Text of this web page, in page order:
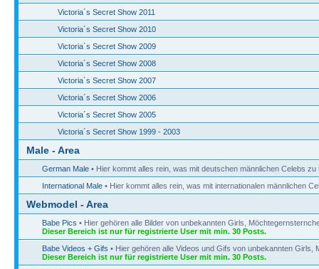
Victoria´s Secret Show 2011
Victoria´s Secret Show 2010
Victoria´s Secret Show 2009
Victoria´s Secret Show 2008
Victoria´s Secret Show 2007
Victoria´s Secret Show 2006
Victoria´s Secret Show 2005
Victoria´s Secret Show 1999 - 2003
Male - Area
German Male • Hier kommt alles rein, was mit deutschen männlichen Celebs zu
International Male • Hier kommt alles rein, was mit internationalen männlichen
Webmodel - Area
Babe Pics • Hier gehören alle Bilder von unbekannten Girls,
Dieser Bereich ist nur für registrierte User mit min. 30 Posts.
Babe Videos + Gifs • Hier gehören alle Videos und Gifs von unbekannten Girls,
Dieser Bereich ist nur für registrierte User mit min. 30 Posts.